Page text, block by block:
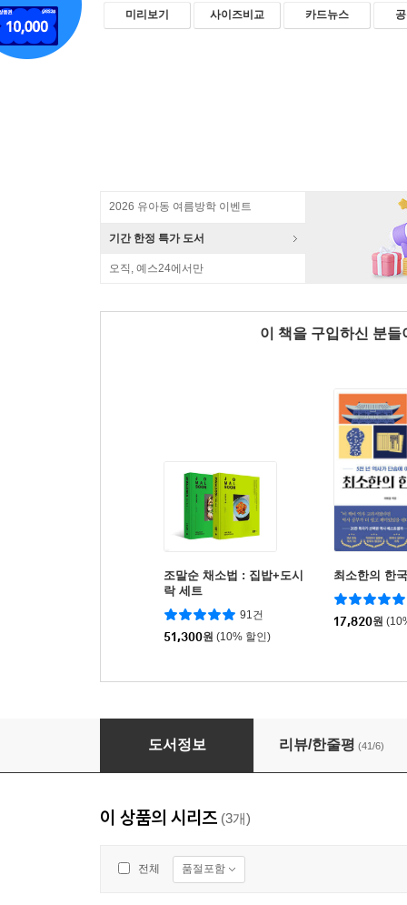
미리보기 사이즈비교 카드뉴스
2026 유아동 여름방학 이벤트
기간 한정 특가 도서
오직, 예스24에서만
이 책을 구입하신 분
조말순 채소법 : 집밥+도시
락 세트
91건
51,300원 (10% 할인)
최소한의 한
17,820원
조말순 채소법 : 집밥
도서정보 리뷰/한줄평 (41/6)
이 상품의 시리즈 (3개)
전체 품절포함